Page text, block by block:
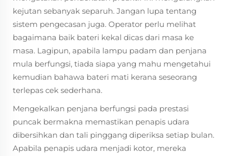
kejutan sebanyak separuh. Jangan lupa tentang
sistem pengecasan juga. Operator perlu melihat
bagaimana baik bateri kekal dicas dari masa ke
masa. Lagipun, apabila lampu padam dan penjana
mula berfungsi, tiada siapa yang mahu mengetahui
kemudian bahawa bateri mati kerana seseorang
terlepas cek sederhana.
Mengekalkan penjana berfungsi pada prestasi
puncak bermakna memastikan penapis udara
dibersihkan dan tali pinggang diperiksa setiap bulan.
Apabila penapis udara menjadi kotor, mereka